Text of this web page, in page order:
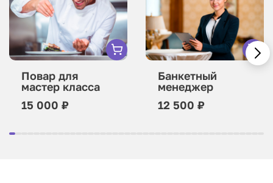
Повар для
мастер класса
15 000 ₽
Банкетный
менеджер
12 500 ₽